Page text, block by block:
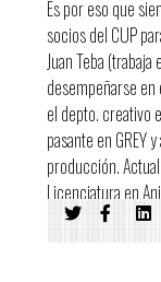
Es por eso que
socios del CUP
Juan Teba
desempeñarse en
el depto. creativo
pasante en GREY
producción.
Licenciatura en
(con muchas
producción)
Nacieron hace